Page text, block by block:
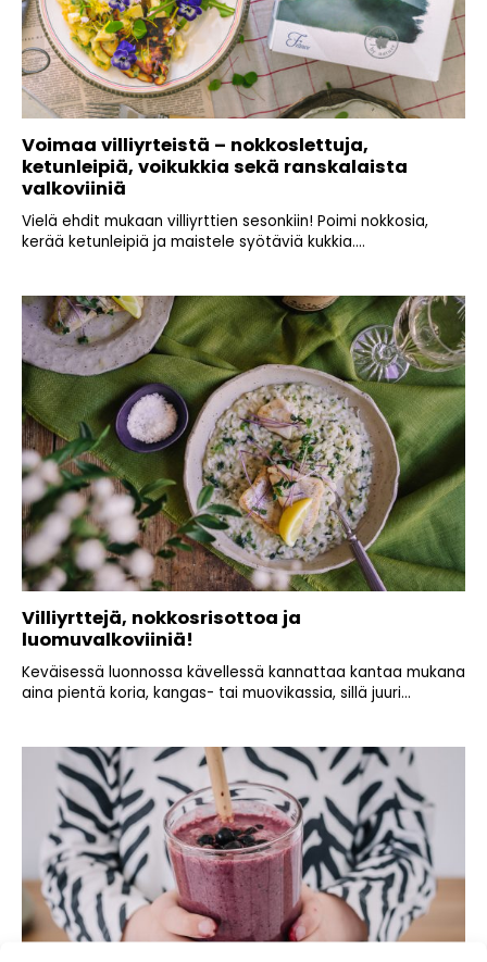
Voimaa villiyrteistä – nokkoslettuja,
ketunleipiä, voikukkia sekä ranskalaista
valkoviiniä
Vielä ehdit mukaan villiyrttien sesonkiin! Poimi nokkosia,
kerää ketunleipiä ja maistele syötäviä kukkia....
Villiyrttejä, nokkosrisottoa ja
luomuvalkoviiniä!
Keväisessä luonnossa kävellessä kannattaa kantaa mukana
aina pientä koria, kangas- tai muovikassia, sillä juuri...